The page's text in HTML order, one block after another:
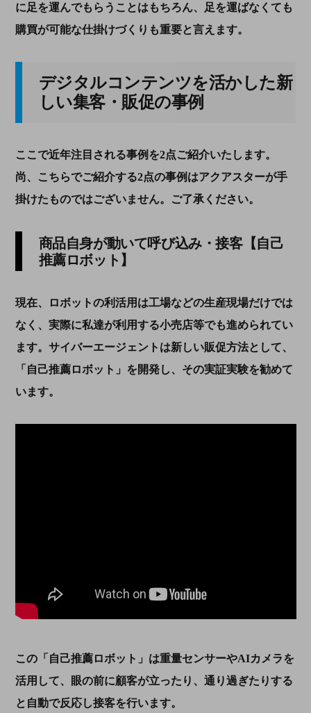
に足を運んでもらうことはもちろん、足を運ばなくても
購買が可能な仕掛けづくりも重要と言えます。
デジタルコンテンツを活かした新
しい集客・販促の事例
ここで近年注目される事例を2点ご紹介いたします。
尚、こちらでご紹介する2点の事例はアクアスターが手
掛けたものではございません。ご了承ください。
商品自身が動いて呼び込み・接客【自己
推薦ロボット】
現在、ロボットの利活用は工場などの生産現場だけでは
なく、実際に私達が利用する小売店等でも進められてい
ます。サイバーエージェントは新しい販促方法として、
「自己推薦ロボット」を開発し、その実証実験を勧めて
います。
この「自己推薦ロボット」は重量センサーやAIカメラを
活用して、眼の前に顧客が立ったり、通り過ぎたりする
と自動で反応し接客を行います。